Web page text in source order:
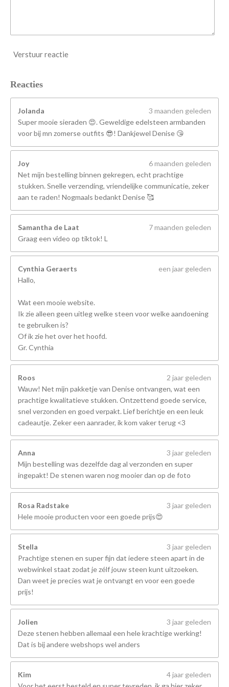
Verstuur reactie
Reacties
Jolanda
3 maanden geleden
Super mooie sieraden 😍. Geweldige edelsteen armbanden
voor bij mn zomerse outfits 😎! Dankjewel Denise 😘
Joy
6 maanden geleden
Net mijn bestelling binnen gekregen, echt prachtige
stukken. Snelle verzending, vriendelijke communicatie, zeker
aan te raden! Nogmaals bedankt Denise 🥰
Samantha de Laat
7 maanden geleden
Graag een video op tiktok! L
Cynthia Geraerts
een jaar geleden
Hallo,
Wat een mooie website.
Ik zie alleen geen uitleg welke steen voor welke aandoening
te gebruiken is?
Of ik zie het over het hoofd.
Gr. Cynthia
Roos
2 jaar geleden
Wauw! Net mijn pakketje van Denise ontvangen, wat een
prachtige kwalitatieve stukken. Ontzettend goede service,
snel verzonden en goed verpakt. Lief berichtje en een leuk
cadeautje. Zeker een aanrader, ik kom vaker terug <3
Anna
3 jaar geleden
Mijn bestelling was dezelfde dag al verzonden en super
ingepakt! De stenen waren nog mooier dan op de foto
Rosa Radstake
3 jaar geleden
Hele mooie producten voor een goede prijs😍
Stella
3 jaar geleden
Prachtige stenen en super fijn dat iedere steen apart in de
webwinkel staat zodat je zélf jouw steen kunt uitzoeken.
Dan weet je precies wat je ontvangt en voor een goede
prijs!
Jolien
3 jaar geleden
Deze stenen hebben allemaal een hele krachtige werking!
Dat is bij andere webshops wel anders
Kim
4 jaar geleden